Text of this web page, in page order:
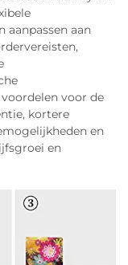
aanpassen aan
voor de
kortere
en
en